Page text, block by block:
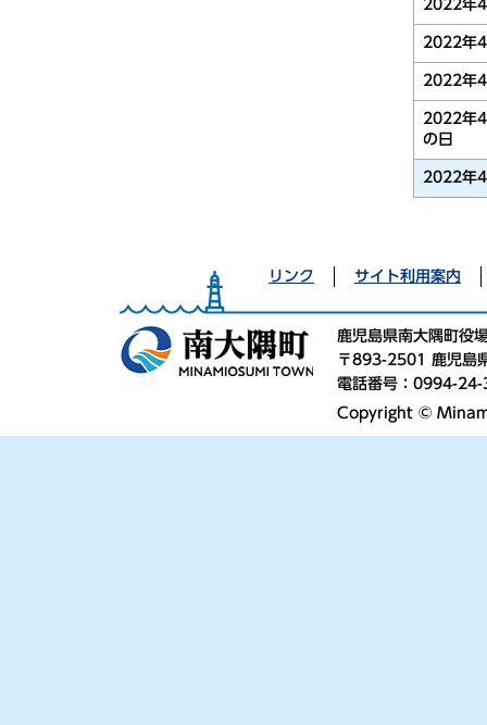
2022年
2022年
2022年
2022年
の日
2022年
リンク サイト利用案内
鹿児島県南大隅町役
〒893-2501 鹿児島
電話番号：0994-
Copyright ©